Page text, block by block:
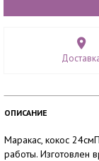
ОПИСАНИЕ
Маракас, кокос
работы. Изготовлен